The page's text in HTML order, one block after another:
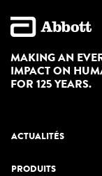
MAKING AN
IMPACT ON
FOR 125 YEARS.
ACTUALITÉS
PRODUITS